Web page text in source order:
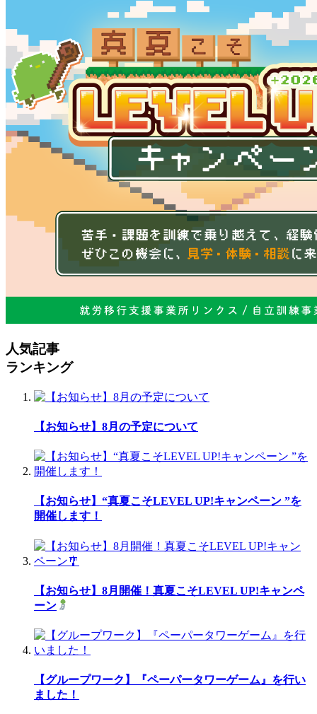
人気記事
ランキング
【お知らせ】8月の予定について
【お知らせ】“真夏こそLEVEL UP!キャンペーン ”を
開催します！
【お知らせ】8月開催！真夏こそLEVEL UP!キャンペ
ーン
【グループワーク】『ペーパータワーゲーム』を行い
ました！